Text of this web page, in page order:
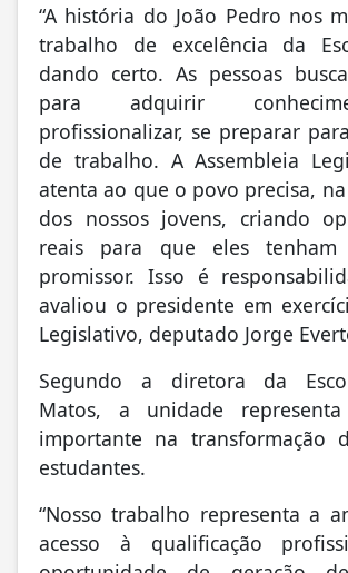
“A história do João Pedro nos
trabalho de excelência da
dando certo. As pessoas
para adquirir
profissionalizar, se preparar
de trabalho. A Assembleia
atenta ao que o povo precisa,
dos nossos jovens, criando
reais para que eles
promissor. Isso é
avaliou o presidente em
Legislativo, deputado Jorge
Segundo a diretora da
Matos, a unidade
importante na transformação
estudantes.
“Nosso trabalho representa a
acesso à qualificação